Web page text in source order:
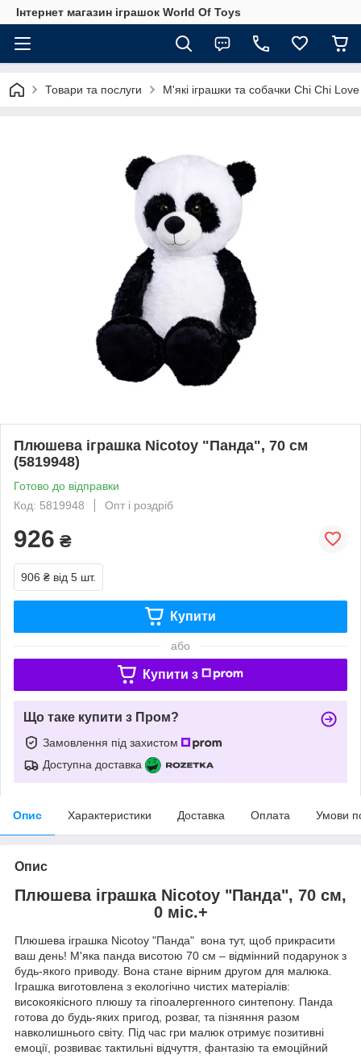
Інтернет магазин іграшок World Of Toys
Товари та послуги М'які іграшки та собачки Chi Chi Love
Плюшева iграшка Niсоtоу "Панда", 70 см
(5819948)
Готово до відправки
Код: 5819948
Опт і роздріб
926 ₴
906 ₴ від 5 шт.
Купити
або
Купити з
Що таке купити з Пром?
Замовлення під захистом
Доступна доставка
Опис Характеристики Доставка Оплата Умови
Опис
Плюшева iграшка Niсоtоу "Панда", 70 см,
0 мic.+
Плюшева іграшка Nicotoy "Панда" вона тут, щоб прикрасити
ваш день! М'яка панда висотою 70 см – відмінний подарунок з
будь-якого приводу. Вона стане вірним другом для малюка.
Іграшка виготовлена з екологічно чистих матеріалів:
високоякісного плюшу та гіпоалергенного синтепону. Панда
готова до будь-яких пригод, розваг, та пізняння разом
навколишнього світу. Під час гри малюк отримує позитивні
емоції, розвиває тактильні відчуття, фантазію та емоційний